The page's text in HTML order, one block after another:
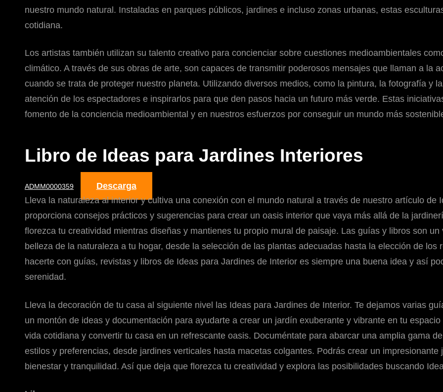
nuestro mundo natural. Instaladas en parques públicos, jardines e incluso zonas urbanas, estas
cotidiana.
Los artistas también utilizan su talento creativo para concienciar sobre cuestiones medioambientales
climático. A través de sus obras de arte, son capaces de transmitir poderosos mensajes que llaman a la
cuando se trata de proteger nuestro planeta. Utilizando diversos medios, como la pintura, la fotografía y
atención de los espectadores e inspirarlos para que den pasos hacia un futuro más verde. Estas
fomento de la conciencia medioambiental y en nuestros esfuerzos por conseguir un mundo más
Libro de Ideas para Jardines Interiores
ADMM0000359
Descarga
Lleva la naturaleza al interior y cultiva una conexión con el mundo natural a través de nuestro artículo de
proporciona consejos prácticos y sugerencias para crear un oasis interior que vaya más allá de la
florezca tu creatividad mientras diseñas y mantienes tu propio mural de paisaje. Las guías y libros son
belleza de la naturaleza a tu hogar, desde la selección de las plantas adecuadas hasta la elección de
hacerte con guías, revistas y libros de Ideas para Jardines de Interior es siempre una buena idea y así
serenidad.
Lleva la decoración de tu casa al siguiente nivel las Ideas para Jardines de Interior. Te dejamos varias
un montón de ideas y documentación para ayudarte a crear un jardín exuberante y vibrante en tu
vida cotidiana y convertir tu casa en un refrescante oasis. Documéntate para abarcar una amplia gama
estilos y preferencias, desde jardines verticales hasta macetas colgantes. Podrás crear un
bienestar y tranquilidad. Así que deja que florezca tu creatividad y explora las posibilidades buscando